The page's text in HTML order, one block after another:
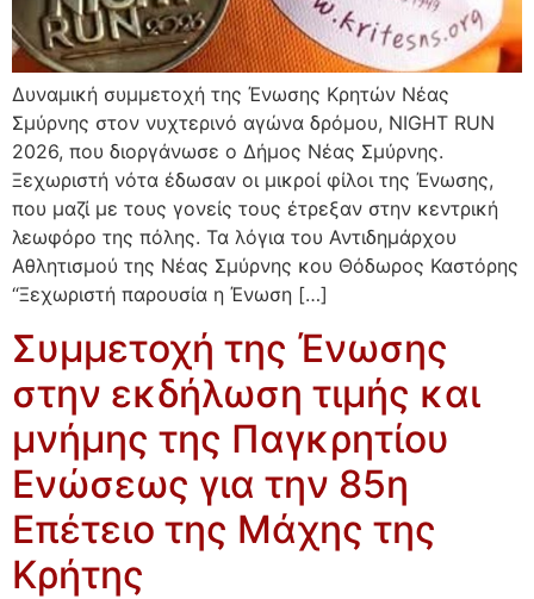
Δυναμική συμμετοχή της Ένωσης Κρητών Νέας
Σμύρνης στον νυχτερινό αγώνα δρόμου, NIGHT RUN
2026, που διοργάνωσε ο Δήμος Νέας Σμύρνης.
Ξεχωριστή νότα έδωσαν οι μικροί φίλοι της Ένωσης,
που μαζί με τους γονείς τους έτρεξαν στην κεντρική
λεωφόρο της πόλης. Τα λόγια του Αντιδημάρχου
Αθλητισμού της Νέας Σμύρνης κου Θόδωρος Καστόρης
“Ξεχωριστή παρουσία η Ένωση […]
Συμμετοχή της Ένωσης
στην εκδήλωση τιμής και
μνήμης της Παγκρητίου
Ενώσεως για την 85η
Επέτειο της Μάχης της
Κρήτης